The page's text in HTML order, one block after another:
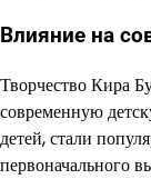
Влияние на
Творчество Кира
современную
детей, стали
первоначального